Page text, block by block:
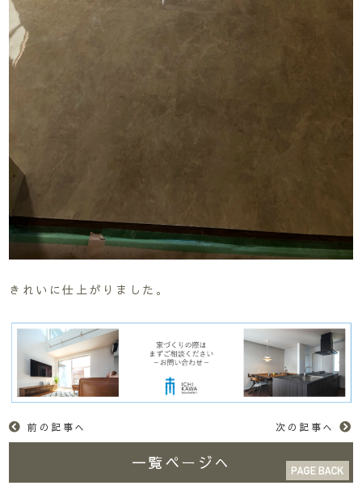
きれいに仕上がりました。
前の記事へ 次の記事へ
一覧ページへ